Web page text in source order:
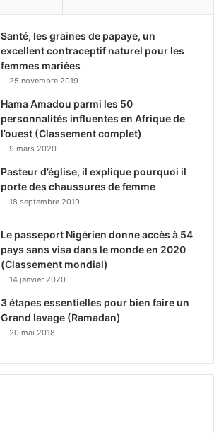
Santé, les graines de papaye, un
excellent contraceptif naturel pour les
femmes mariées
25 novembre 2019
Hama Amadou parmi les 50
personnalités influentes en Afrique de
l’ouest (Classement complet)
9 mars 2020
Pasteur d’église, il explique pourquoi il
porte des chaussures de femme
18 septembre 2019
Le passeport Nigérien donne accès à 54
pays sans visa dans le monde en 2020
(Classement mondial)
14 janvier 2020
3 étapes essentielles pour bien faire un
Grand lavage (Ramadan)
20 mai 2018